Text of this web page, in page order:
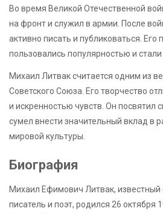
Во время Великой Отечественной
на фронт и служил в армии. После
активно писать и публиковаться. Его
пользовались популярностью и
Михаил Литвак считается одним из
Советского Союза. Его творчество
и искренностью чувств. Он посвятил
сумел внести значительный вклад в
мировой культуры.
Биография
Михаил Ефимович Литвак, известный
писатель и поэт, родился 26 октября